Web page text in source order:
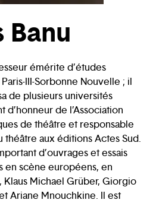
Banu
émérite d’études
III-Sorbonne Nouvelle ; il
de plusieurs universités
de l’Association
de théâtre et responsable
théâtre aux éditions Actes Sud.
d’ouvrages et essais
en scène européens, en
Michael Grüber, Giorgio
Ariane Mnouchkine. Il est